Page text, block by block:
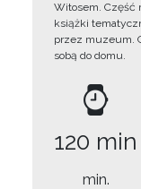
Witosem. Część
książki
przez muzeum.
sobą do domu.
120 min
min.